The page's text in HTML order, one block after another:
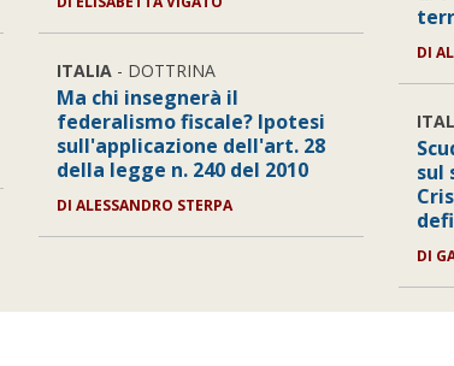
ITALIA - DOTTRINA
Ma chi insegnerà il
federalismo fiscale? Ipotesi
sull'applicazione dell'art. 28
della legge n. 240 del 2010
DI ALESSANDRO STERPA
DI
sul
DI